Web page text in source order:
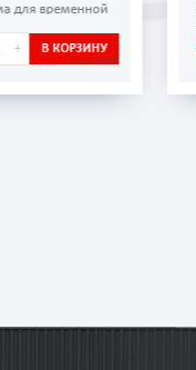
для временной
800
+ В КОРЗИНУ